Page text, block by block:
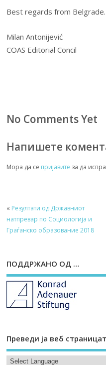
Best regards from Belgrade.
Milan Antonijević
COAS Editorial Concil
No Comments Yet
Напишете
Мора да се пријавите за да
« Резултати од Државниот
натпревар по Социологија и
Граѓанско образование 2018
ПОДДРЖАНО ОД …
Преведи ја веб